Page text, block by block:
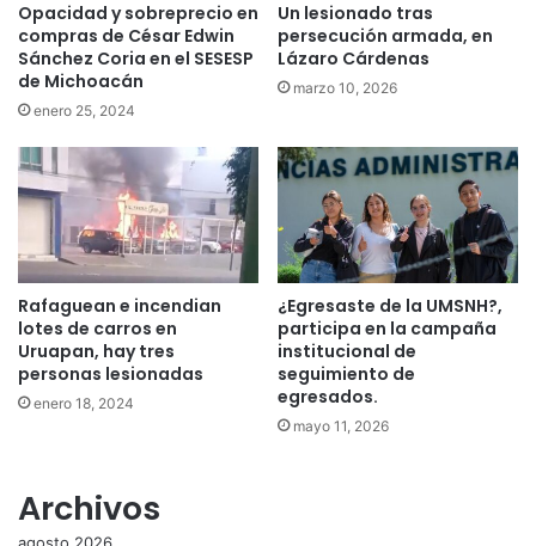
Opacidad y sobreprecio en
compras de César Edwin
Sánchez Coria en el SESESP
de Michoacán
enero 25, 2024
Un lesionado tras
persecución armada, en
Lázaro Cárdenas
marzo 10, 2026
Rafaguean e incendian
lotes de carros en
Uruapan, hay tres
personas lesionadas
enero 18, 2024
¿Egresaste de la UMSNH?,
participa en la campaña
institucional de
seguimiento de
egresados.
mayo 11, 2026
Archivos
agosto 2026